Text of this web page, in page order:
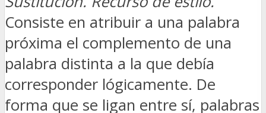
Consiste en atribuir a una palabra
próxima el complemento de una
palabra distinta a la que debía
corresponder lógicamente. De
forma que se ligan entre sí, palabras